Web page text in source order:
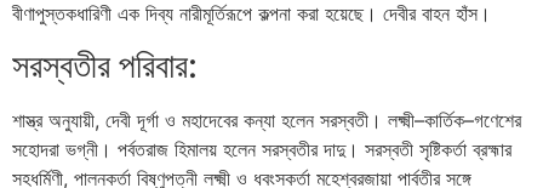
বীণাপুস্তকধারিণী এক দিব্য নারীমূর্তিরূপে কল্পনা করা হয়েছে। দেবীর বাহন হাঁস।
সরস্বতীর পরিবার:
শাস্ত্র অনুযায়ী, দেবী দূর্গা ও মহাদেবের কন্যা হলেন সরস্বতী। লক্ষ্মী–কার্তিক–গণেশের
সহোদরা ভগ্নী। পর্বতরাজ হিমালয় হলেন সরস্বতীর দাদু। সরস্বতী সৃষ্টিকর্তা ব্রহ্মার
সহধর্মিণী, পালনকর্তা বিষ্ণুপত্নী লক্ষ্মী ও ধবংসকর্তা মহেশ্বরজায়া পার্বতীর সঙ্গে